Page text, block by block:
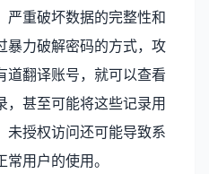
严重破坏数据的完整性和
暴力破解密码的方式，攻
道翻译账号，就可以查看
，甚至可能将这些记录用
未授权访问还可能导致系
用户的使用。